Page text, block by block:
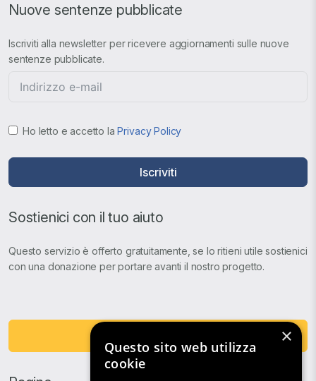
Nuove sentenze pubblicate
Iscriviti alla newsletter per ricevere aggiornamenti sulle nuove
sentenze pubblicate.
Ho letto e accetto laPrivacy Policy
Iscriviti
Sostienici con il tuo aiuto
Questo servizio è offerto gratuitamente, se lo ritieni utile sostienici
con una donazione per portare avanti il nostro progetto.
×
Questo sito web utilizza
cookie